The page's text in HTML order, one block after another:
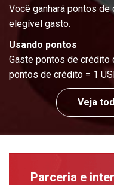
Você ganhará pontos de
elegível gasto.
Usando pontos
Gaste pontos de crédito
pontos de crédito = 1
Veja
Parceria e